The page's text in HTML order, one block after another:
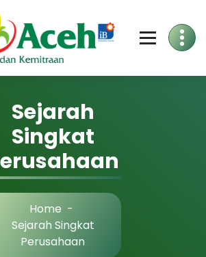
Sejarah
Singkat
Home -
Sejarah Singkat
Perusahaan